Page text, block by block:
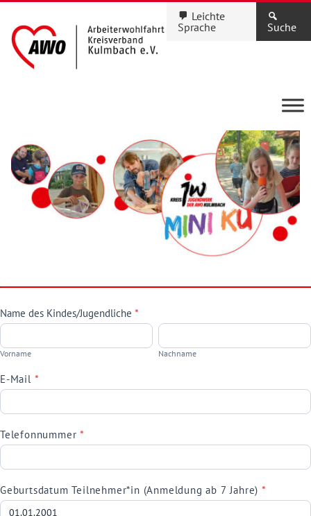
Leichte
Sprache
Suche
Anmeldung
Ku
Name des Kindes/Jugendliche *
Vorname
Vorname
Nachname
Nachname
E-Mail *
Telefonnummer*
Geburtsdatum Teilnehmer*in (Anmeldung ab 7 Jahre) *